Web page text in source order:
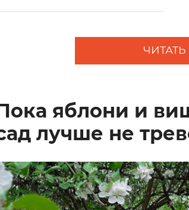
ЧИТАТЬ
яблони и
лучше не